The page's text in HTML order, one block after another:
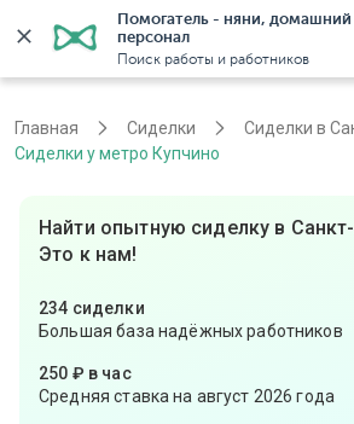
Помогатель - няни, домашний
персонал
Поиск работы и работников
Санкт-Петербург
Главная Сиделки
Сиделки в
Сиделки у метро Купчино
Найти опытную сиделку в Санкт-
Это к нам!
234 сиделки
Большая база надёжных работников
250 ₽ в час
Средняя ставка на август 2026 года